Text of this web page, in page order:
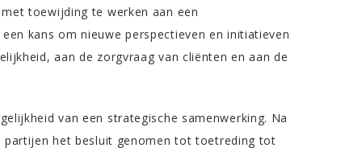
toewijding te werken aan een
kans om nieuwe perspectieven en initiatieven
aan de zorgvraag van cliënten en aan de
van een strategische samenwerking. Na
partijen het besluit genomen tot toetreding tot